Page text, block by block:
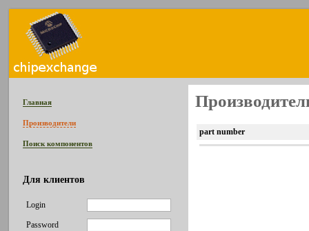
Главная
Производители
Поиск компонентов
Для клиентов
Login
Password
part number